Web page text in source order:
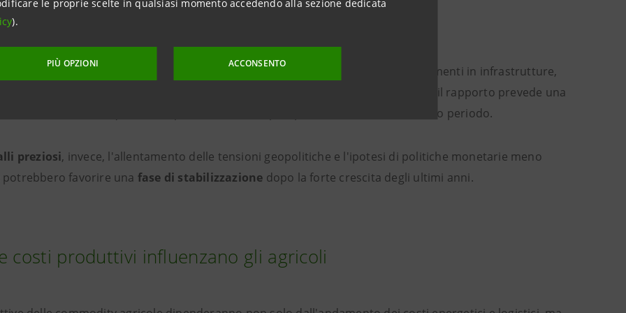
le proprie scelte in qualsiasi momento accedendo alla sezione dedicata
).
PIÙ OPZIONI ACCONSENTO
metalli industriali: domanda ancora sostenuta
industriali, ilrame
continua a beneficiare della domanda associata agli investimenti in infrastrutture,
difesa e intelligenza artificiale. Dopo i forti rialzi registrati negli ultimi mesi, il rapporto prevede una
delle quotazioni, pur mantenendo prospettive favorevoli nel medio periodo.
preziosi, invece, l'allentamento delle tensioni geopolitiche e l'ipotesi di politiche monetarie meno
potrebbero favorire una fase di stabilizzazione dopo la forte crescita degli ultimi anni.
costi produttivi influenzano gli agricoli